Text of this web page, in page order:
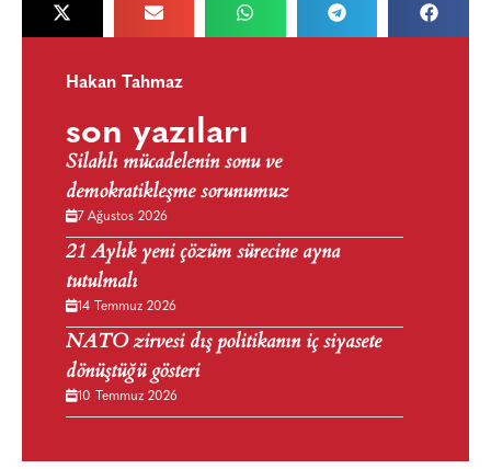
Hakan Tahmaz
son yazıları
Silahlı mücadelenin sonu ve
demokratikleşme sorunumuz
7 Ağustos 2026
21 Aylık yeni çözüm sürecine ayna
tutulmalı
14 Temmuz 2026
NATO zirvesi dış politikanın iç siyasete
dönüştüğü gösteri
10 Temmuz 2026